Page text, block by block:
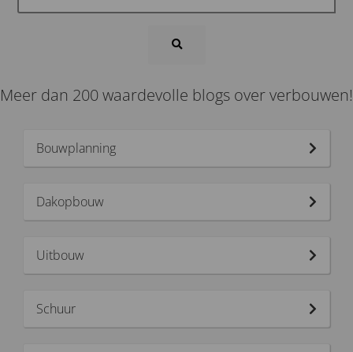
Meer dan 200 waardevolle blogs over verbouwen!
Bouwplanning
Dakopbouw
Uitbouw
Schuur